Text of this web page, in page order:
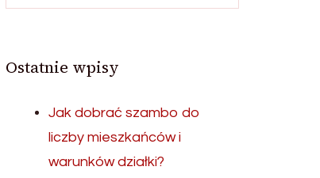
Ostatnie wpisy
Jak dobrać szambo do
liczby mieszkańców i
warunków działki?